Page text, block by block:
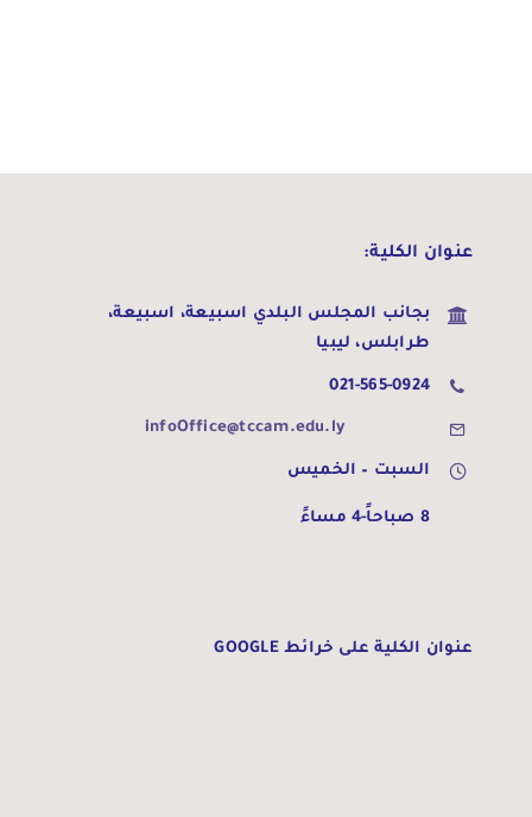
عنوان الكلية:
بجانب المجلس البلدي اسبيعة، اسبيعة،
طرابلس، ليبيا
021-565-0924
infoOffice@tccam.edu.ly
السبت – الخميس
8 صباحاً-4 مساءً
عنوان الكلية على خرائط GOOGLE